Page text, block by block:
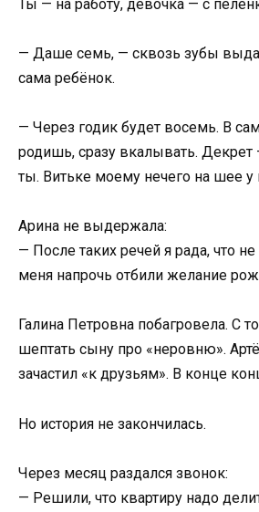
Ты — на работу, девочка — с
— Даше семь, — сквозь зубы
сама ребёнок.
— Через годик будет восемь. В
родишь, сразу вкалывать. Декрет
ты. Витьке моему нечего на шее у
Арина не выдержала:
— После таких речей я рада, что
меня напрочь отбили желание
Галина Петровна побагровела. С
шептать сыну про «неровню».
зачастил «к друзьям». В конце
Но история не закончилась.
Через месяц раздался звонок:
— Решили, что квартиру надо